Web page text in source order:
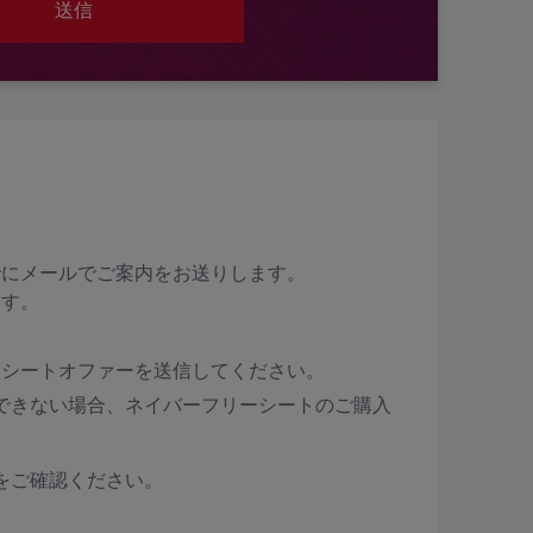
送信
メールでご案内をお送りします。
。
ートオファーを送信してください。
ない場合、ネイバーフリーシートのご購入
確認ください。